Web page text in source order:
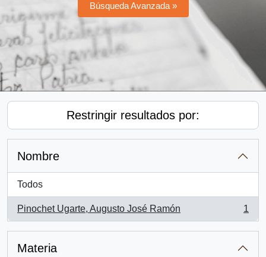
Búsqueda Avanzada »
Restringir resultados por:
Nombre
Todos
Pinochet Ugarte, Augusto José Ramón
, 1 resultados
1
Materia